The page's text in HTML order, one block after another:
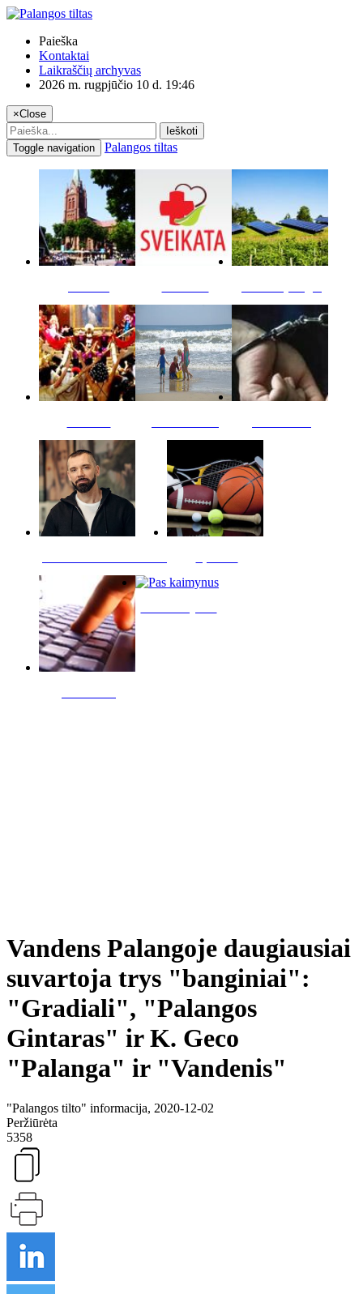
Paieška
Kontaktai
Laikraščių archyvas
2026 m. rugpjūčio 10 d. 19:46
×Close
Ieškoti
Toggle navigation
Palangos tiltas
Vandens Palangoje daugiausiai
suvartoja trys "banginiai":
"Gradiali", "Palangos
Gintaras" ir K. Geco
"Palanga" ir "Vandenis"
"Palangos tilto" informacija, 2020-12-02
Peržiūrėta
5358